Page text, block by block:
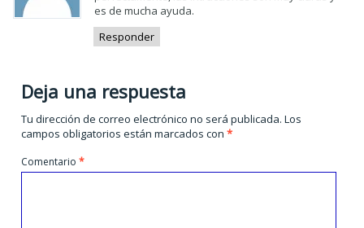
es de mucha ayuda.
Responder
Deja una respuesta
Tu dirección de correo electrónico no será publicada. Los
campos obligatorios están marcados con*
Comentario*